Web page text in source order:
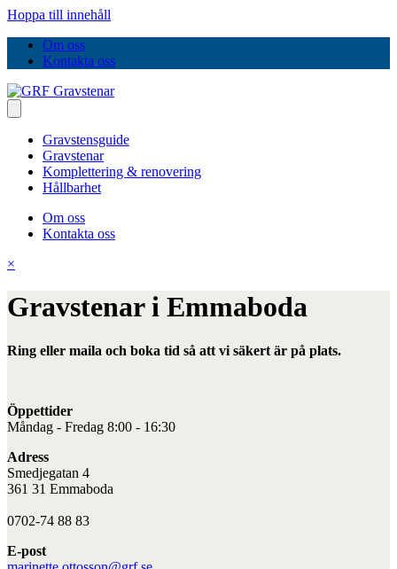
Hoppa till innehåll
Om oss
Kontakta oss
Gravstensguide
Gravstenar
Komplettering & renovering
Hållbarhet
Om oss
Kontakta oss
×
Gravstenar i Emmaboda
Ring eller maila och boka tid så att vi säkert är på plats.
Öppettider
Måndag - Fredag 8:00 - 16:30
Adress
Smedjegatan 4
361 31 Emmaboda
0702-74 88 83
E-post